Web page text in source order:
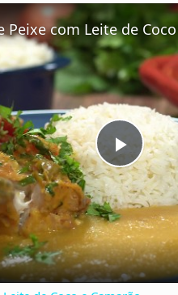
P
l
a
Peixe com Leite de